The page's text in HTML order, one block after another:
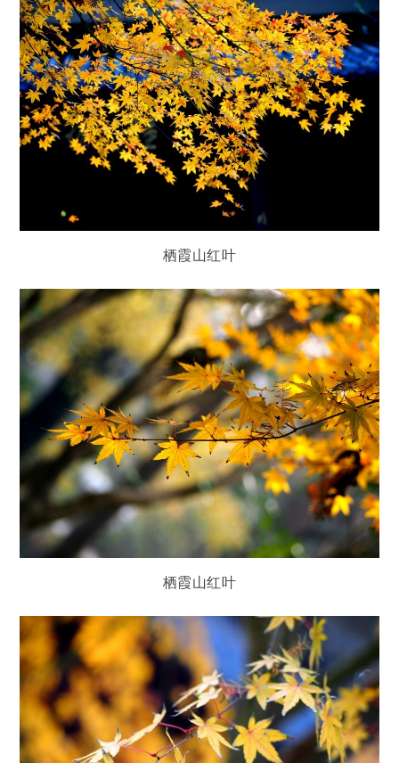
栖霞山红叶
栖霞山红叶